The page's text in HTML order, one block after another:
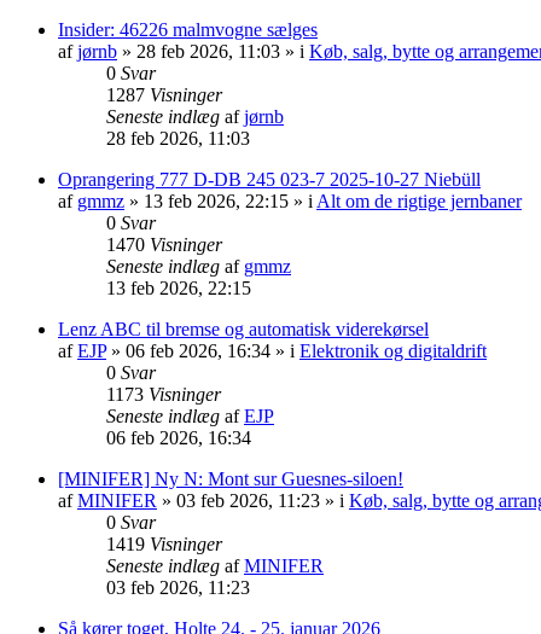
Insider: 46226 malmvogne sælges
afjørnb » 28 feb 2026, 11:03 » i Køb, salg, bytte og
0 Svar
1287 Visninger
Seneste indlæg afjørnb
28 feb 2026, 11:03
Oprangering 777 D-DB 245 023-7 2025-10-27 Niebüll
af gmmz » 13 feb 2026, 22:15 » i Alt om de rigtige jernbaner
0 Svar
1470 Visninger
Seneste indlæg af gmmz
13 feb 2026, 22:15
Lenz ABC til bremse og automatisk viderekørsel
afEJP» 06 feb 2026, 16:34 » i Elektronik og digitaldrift
0 Svar
1173 Visninger
Seneste indlæg afEJP
06 feb 2026, 16:34
[MINIFER] Ny N: Mont sur Guesnes-siloen!
afMINIFER » 03 feb 2026, 11:23 » i Køb, salg, bytte og
0 Svar
1419 Visninger
Seneste indlæg afMINIFER
03 feb 2026, 11:23
Så kører toget, Holte 24. - 25. januar 2026